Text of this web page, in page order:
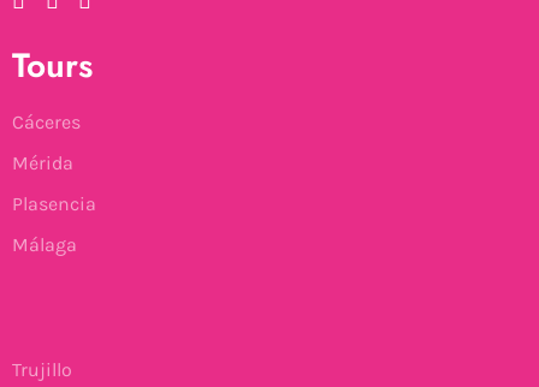
Tours
Cáceres
Mérida
Plasencia
Málaga
Trujillo